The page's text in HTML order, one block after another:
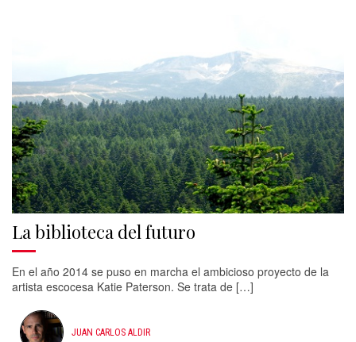
La biblioteca del futuro
En el año 2014 se puso en marcha el ambicioso proyecto de la
artista escocesa Katie Paterson. Se trata de […]
JUAN CARLOS ALDIR